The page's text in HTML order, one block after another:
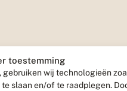
toestemming
gebruiken wij technologieën
slaan en/of te raadplegen.